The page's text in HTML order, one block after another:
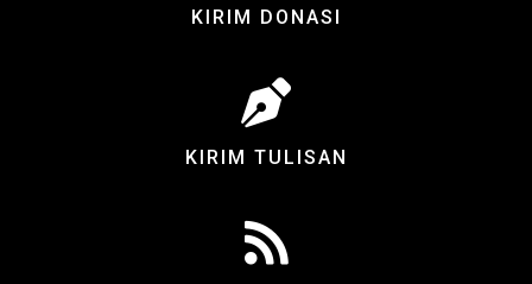
KIRIM DONASI
KIRIM TULISAN